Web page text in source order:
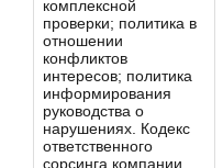
комплексной
проверки; политика в
отношении
конфликтов
интересов; политика
информирования
руководства о
нарушениях. Кодекс
ответственного
сорсинга компании